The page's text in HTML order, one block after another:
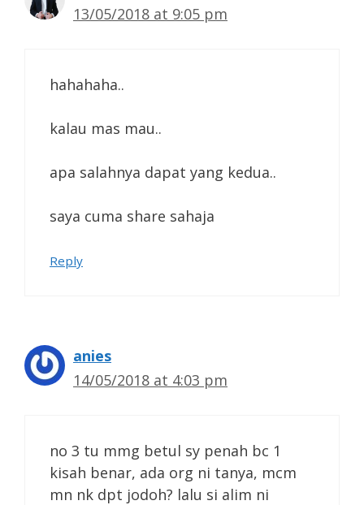
13/05/2018 at 9:05 pm
hahahaha..
kalau mas mau..
apa salahnya dapat yang kedua..
saya cuma share sahaja
Reply
anies
14/05/2018 at 4:03 pm
no 3 tu mmg betul sy penah bc 1
kisah benar, ada org ni tanya, mcm
mn nk dpt jodoh? lalu si alim ni